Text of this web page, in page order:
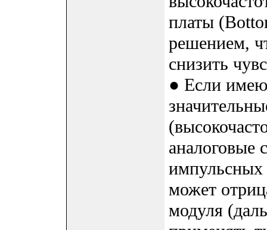
платы
решением,
снизить
● Если
аналоговые
импульсных
может
модуля